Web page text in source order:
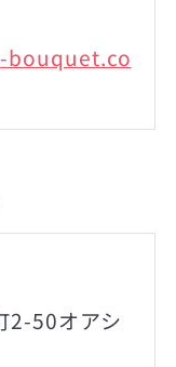
bouquet.co
2-50オアシ